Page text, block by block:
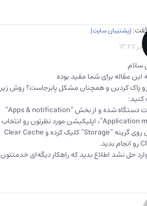
سلام
مقاله برای شما مفید بوده
پاک کردین و همچنان مشکل پابرجاست؟ روش زیر
وارد تنظیمات دستگاه شده و از بخش “Apps & notification”
یا “Application manager”، اپلیکیشن مورد نظرتون رو انتخاب
کنید. سپس روی گزینه “Storage” کلیک کرده و Clear Cache
حل نشد اطلاع بدید که راهکار دیگه‌ای خدمتتون